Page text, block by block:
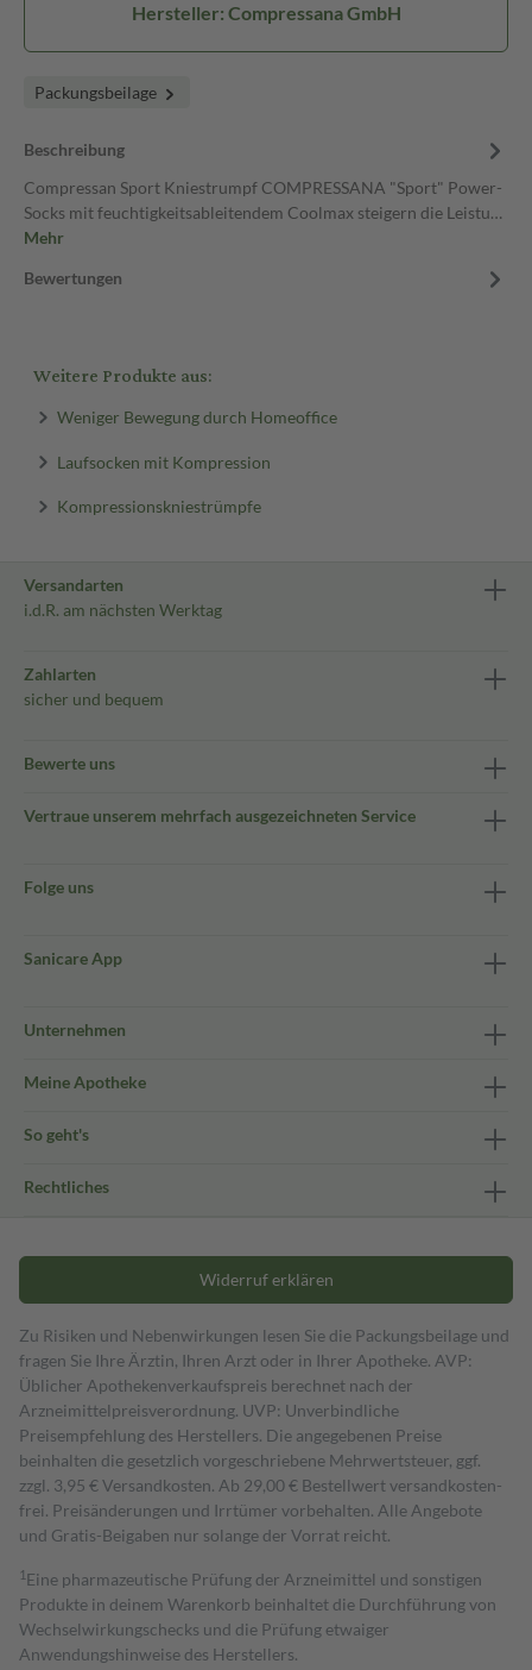
Hersteller: Compressana GmbH
Packungsbeilage
Beschreibung
Compressan Sport Kniestrumpf COMPRESSANA "Sport" Power-
Socks mit feuchtigkeitsableitendem Coolmax steigern die Leistu…
Mehr
Bewertungen
Weitere Produkte aus:
Weniger Bewegung durch Homeoffice
Laufsocken mit Kompression
Kompressionskniestrümpfe
Versandarten
i.d.R. am nächsten Werktag
Zahlarten
sicher und bequem
Bewerte uns
Vertraue unserem mehrfach ausgezeichneten Service
Folge uns
Sanicare App
Unternehmen
Meine Apotheke
So geht's
Rechtliches
Widerruf erklären
Zu Risiken und Nebenwirkungen lesen Sie die Packungsbeilage und
fragen Sie Ihre Ärztin, Ihren Arzt oder in Ihrer Apotheke. AVP:
Üblicher Apothekenverkaufspreis berechnet nach der
Arzneimittelpreisverordnung. UVP: Unverbindliche
Preisempfehlung des Herstellers. Die angegebenen Preise
beinhalten die gesetzlich vorgeschriebene Mehrwertsteuer, ggf.
zzgl. 3,95 € Versandkosten. Ab 29,00 € Bestell­wert versand­kosten­
frei. Preisänderungen und Irrtümer vorbehalten. Alle Angebote
und Gratis-Beigaben nur solange der Vorrat reicht.
1 Eine pharmazeutische Prüfung der Arzneimittel und sonstigen
Produkte in deinem Warenkorb beinhaltet die Durchführung von
Wechselwirkungschecks und die Prüfung etwaiger
Anwendungshinweise des Herstellers.